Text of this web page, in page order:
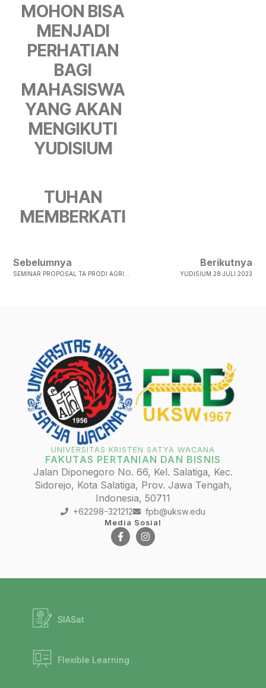
MOHON BISA
MENJADI
PERHATIAN
BAGI
MAHASISWA
YANG AKAN
MENGIKUTI
YUDISIUM
TUHAN
MEMBERKATI
Sebelumnya Berikutnya
YUDISIUM 28 JULI 2023
UNIVERSITAS KRISTEN SATYA WACANA
FAKUTAS PERTANIAN DAN BISNIS
Jalan Diponegoro No. 66, Kel. Salatiga, Kec.
Sidorejo, Kota Salatiga, Prov. Jawa Tengah,
Indonesia, 50711
+62298-321212 fpb@uksw.edu
Media Sosial
SIASat
Flexible Learning